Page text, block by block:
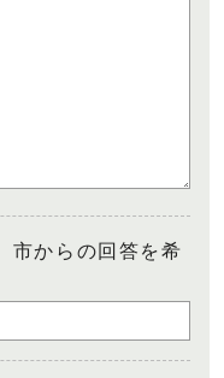
市からの回答を希